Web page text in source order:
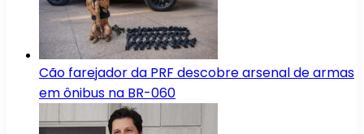
Cão farejador da PRF descobre arsenal de armas
em ônibus na BR-060